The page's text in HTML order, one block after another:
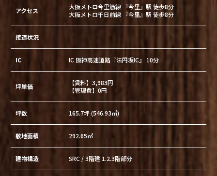
アクセス
大阪メトロ今里筋線 『今里』駅 徒歩8分
大阪メトロ千日前線 『今里』駅 徒歩8分
接道状況
IC IC 阪神高速道路『法円坂IC』 10分
坪単価
【賃料】3,983円
【管理費】0円
坪数 165.7坪 (546.93㎡)
敷地面積 292.65㎡
建物構造 SRC / 3階建 1.2.3階部分